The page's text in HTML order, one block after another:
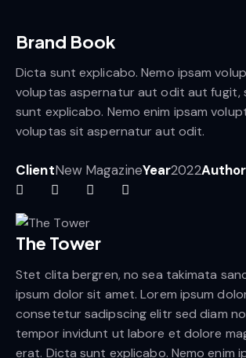
Brand Book
Dicta sunt explicabo. Nemo ipsam
voluptas aspernatur aut odit aut fugit,
sunt explicabo. Nemo enim ipsam
voluptas sit aspernatur aut odit.
ClientNew MagazineYear2022Author
The Tower
Stet clita bergren, no sea takimata
ipsum dolor sit amet. Lorem ipsum
consetetur sadipscing elitr sed diam
tempor invidunt ut labore et dolore
erat. Dicta sunt explicabo. Nemo enim